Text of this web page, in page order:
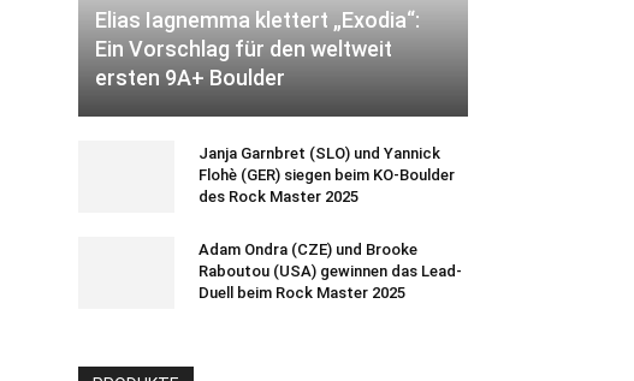
Elias Iagnemma klettert „Exodia“:
Ein Vorschlag für den weltweit
ersten 9A+ Boulder
Janja Garnbret (SLO) und Yannick
Flohè (GER) siegen beim KO-Boulder
des Rock Master 2025
Adam Ondra (CZE) und Brooke
Raboutou (USA) gewinnen das Lead-
Duell beim Rock Master 2025